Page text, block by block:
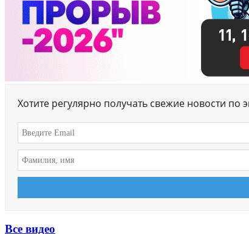
Хотите регулярно получать свежие новости
Все видео